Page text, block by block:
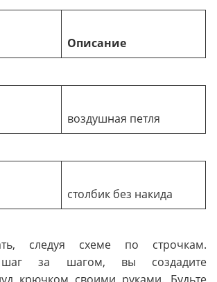
Описание
воздушная петля
столбик без накида
следуя схеме по строчкам.
шаг за шагом, вы создадите